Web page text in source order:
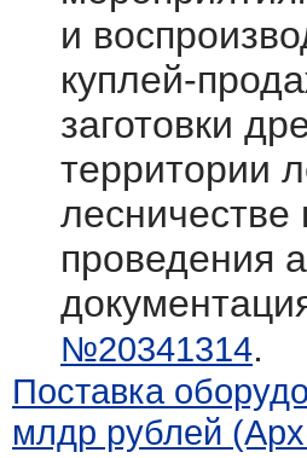
и
куплей-
заготовки
территории
проведения
№20341314.
Поставка
млдр рублей